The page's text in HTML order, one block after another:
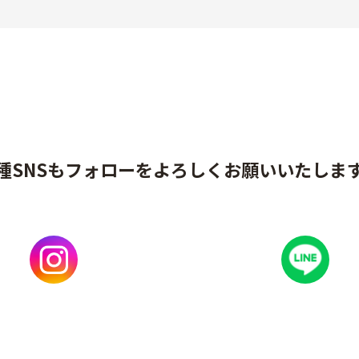
SNSもフォローをよろしくお願いいたしま